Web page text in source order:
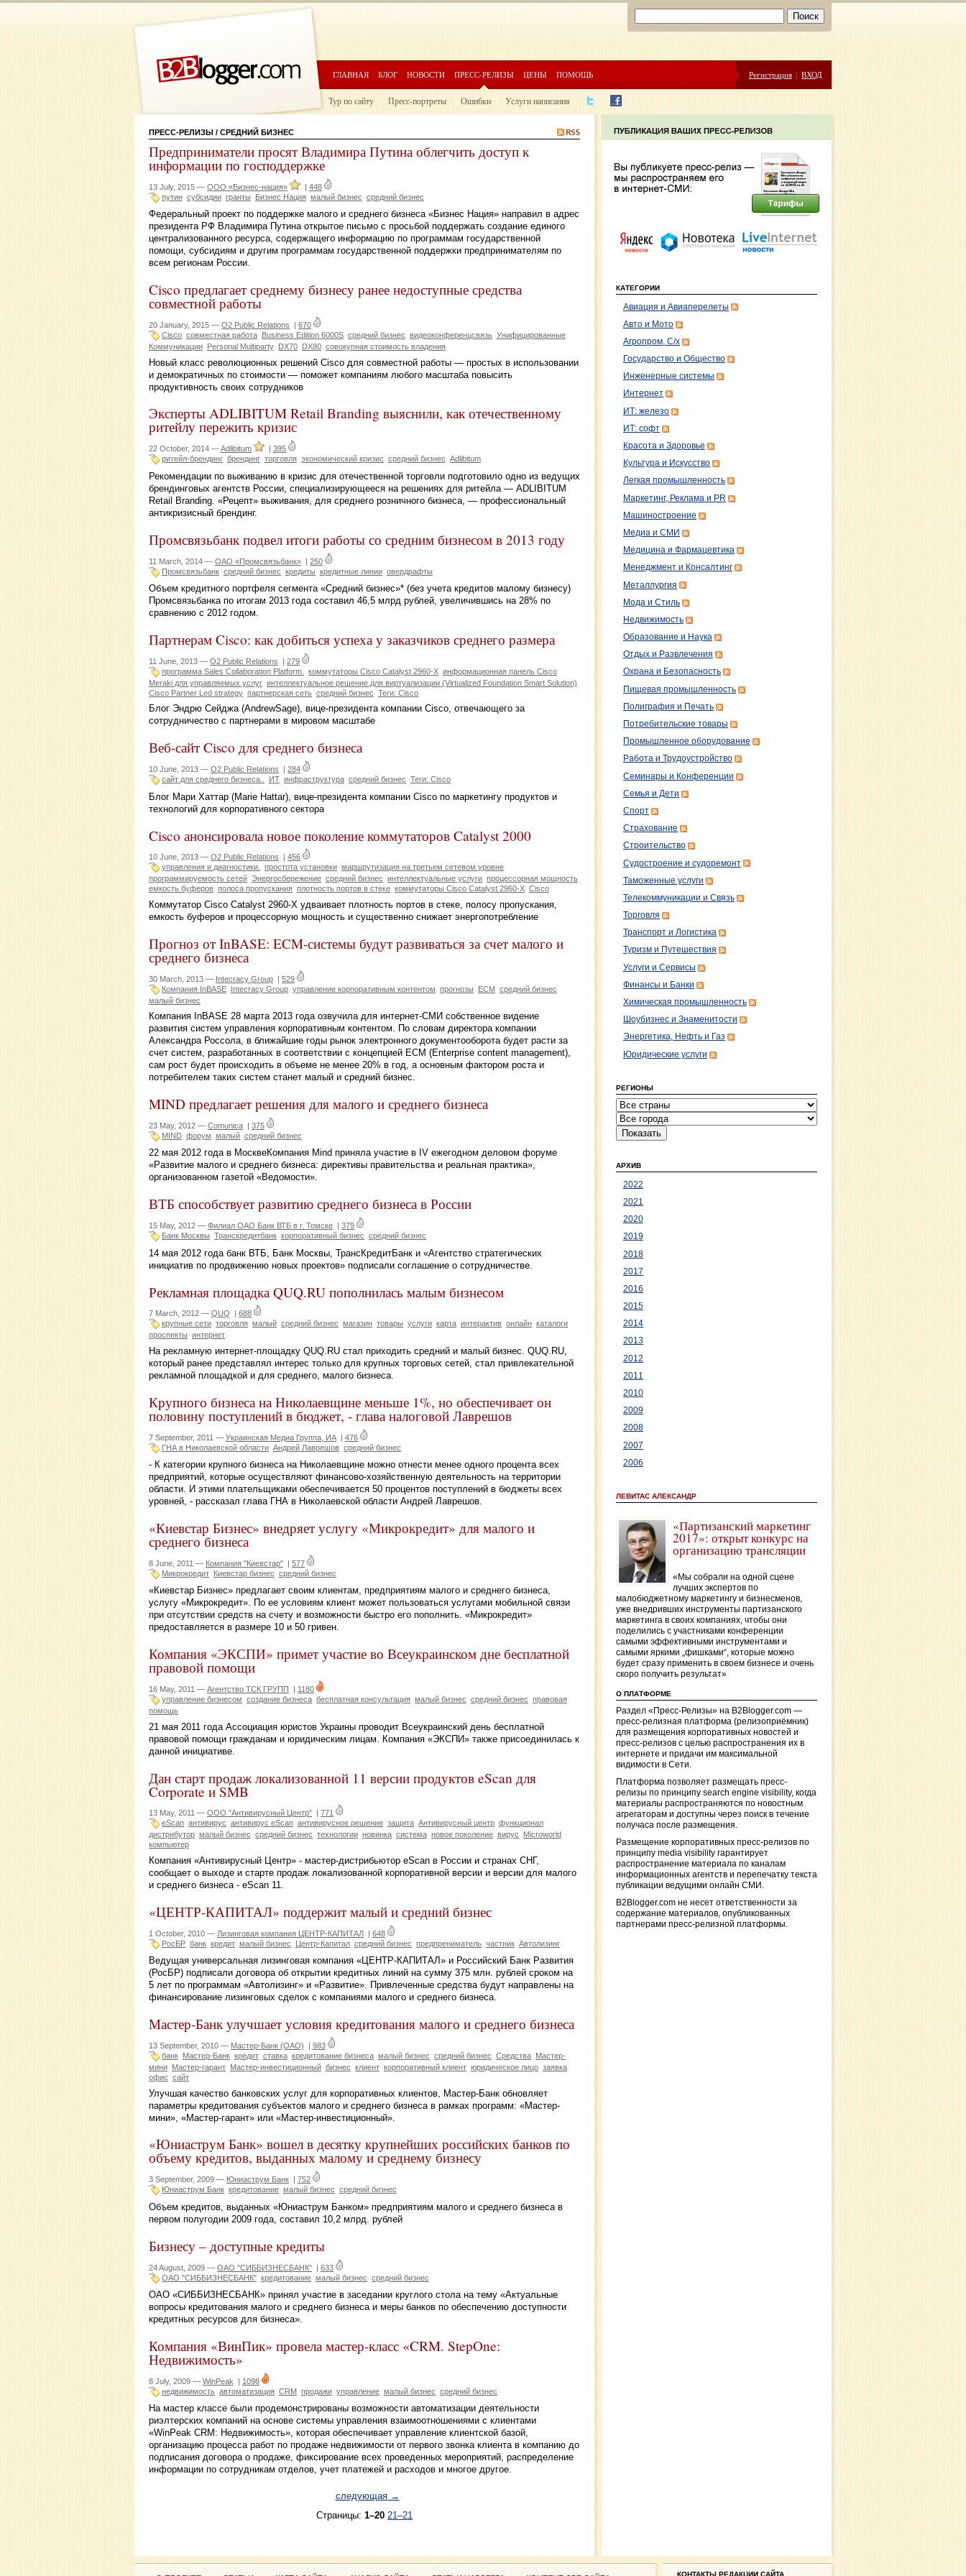
ГЛАВНАЯ БЛОГ НОВОСТИ ПРЕСС-РЕЛИЗЫ ЦЕНЫ ПОМОЩЬ Регистрация | ВХОД
Тур по сайту Пресс-портреты Ошибки Услуги написания
ПРЕСС-РЕЛИЗЫ / СРЕДНИЙ БИЗНЕС
Предприниматели просят Владимира Путина облегчить доступ к
информации по господдержке
13 July, 2015 — ООО «Бизнес-нация» | 448
путин субсидии гранты Бизнес Нация малый бизнес средний бизнес
Федеральный проект по поддержке малого и среднего бизнеса «Бизнес Нация» направил в адрес
президента РФ Владимира Путина открытое письмо с просьбой поддержать создание единого
централизованного ресурса, содержащего информацию по программам государственной
помощи, субсидиям и другим программам государственной поддержки предпринимателям по
всем регионам России.
Cisco предлагает среднему бизнесу ранее недоступные средства
совместной работы
20 January, 2015 — O2 Public Relations | 670
Cisco совместная работа Business Edition 6000S средний бизнес видеоконференцсвязь Унифицированные
Коммуникации Personal Multiparty DX70 DX80 совокупная стоимость владения
Новый класс революционных решений Cisco для совместной работы — простых в использовании
и демократичных по стоимости — поможет компаниям любого масштаба повысить
продуктивность своих сотрудников
Эксперты ADLIBITUM Retail Branding выяснили, как отечественному
ритейлу пережить кризис
22 October, 2014 —Adlibitum
395
ритейл-брендинг брендинг торговля экономический кризис средний бизнес Adlibitum
Рекомендации по выживанию в кризис для отечественной торговли подготовило одно из ведущих
брендинговых агентств России, специализирующееся на решениях для ритейла — ADLIBITUM
Retail Branding. «Рецепт» выживания, для среднего розничного бизнеса, — профессиональный
антикризисный брендинг.
Промсвязьбанк подвел итоги работы со средним бизнесом в 2013 году
11 March, 2014 — ОАО «Промсвязьбанк» | 250
Промсвязьбанк средний бизнес кредиты кредитные линии овердрафты
Объем кредитного портфеля сегмента «Средний бизнес»* (без учета кредитов малому бизнесу)
Промсвязьбанка по итогам 2013 года составил 46,5 млрд рублей, увеличившись на 28% по
сравнению с 2012 годом.
Партнерам Cisco: как добиться успеха у заказчиков среднего размера
11 June, 2013 — O2 Public Relations | 279
программа Sales Collaboration Platform.
коммутаторы Cisco Catalyst 2960-X информационная панель Cisco
Meraki для управляемых услуг интеллектуальное решение для виртуализации (Virtualized Foundation Smart Solution)
Cisco Partner Led strategy партнерская сеть средний бизнес Теги: Cisco
Блог Эндрю Сейджа (AndrewSage), вице-президента компании Cisco, отвечающего за
сотрудничество с партнерами в мировом масштабе
Веб-сайт Cisco для среднего бизнеса
10 June, 2013 — O2 Public Relations | 284
сайт для среднего бизнеса..
ИТ инфраструктура средний бизнес Теги: Cisco
Блог Мари Хаттар (Marie Hattar), вице-президента компании Cisco по маркетингу продуктов и
технологий для корпоративного сектора
Cisco анонсировала новое поколение коммутаторов Catalyst 2000
10 June, 2013 — O2 Public Relations
456
управления и диагностики.
простота установки маршрутизация на третьем сетевом уровне
программируемость сетей Энергосбережение средний бизнес интеллектуальные услуги процессорная мощность
емкость буферов полоса пропускания плотность портов в стеке коммутаторы Cisco Catalyst 2960-X Cisco
Коммутатор Cisco Catalyst 2960-X удваивает плотность портов в стеке, полосу пропускания,
емкость буферов и процессорную мощность и существенно снижает энергопотребление
Прогноз от InBASE: ECM-системы будут развиваться за счет малого и
среднего бизнеса
30 March, 2013 — Intecracy Group | 529
Компания InBASE Intecracy Group управление корпоративным контентом прогнозы ECM средний бизнес
малый бизнес
Компания InBASE 28 марта 2013 года озвучила для интернет-СМИ собственное видение
развития систем управления корпоративным контентом. По словам директора компании
Александра Россола, в ближайшие годы рынок электронного документооборота будет расти за
счет систем, разработанных в соответствии с концепцией ECM (Enterprise content management),
сам рост будет происходить в объеме не менее 20% в год, а основным фактором роста и
потребителем таких систем станет малый и средний бизнес.
MIND предлагает решения для малого и среднего бизнеса
23 May, 2012 — Comunica | 375
MIND форум малый средний бизнес
22 мая 2012 года в МосквеКомпания Mind приняла участие в IV ежегодном деловом форуме
«Развитие малого и среднего бизнеса: директивы правительства и реальная практика»,
организованном газетой «Ведомости».
ВТБ способствует развитию среднего бизнеса в России
15 May, 2012 — Филиал ОАО Банк ВТБ в г. Томске | 379
Банк Москвы Транскредитбанк корпоративный бизнес средний бизнес
14 мая 2012 года банк ВТБ, Банк Москвы, ТрансКредитБанк и «Агентство стратегических
инициатив по продвижению новых проектов» подписали соглашение о сотрудничестве.
Рекламная площадка QUQ.RU пополнилась малым бизнесом
7 March, 2012 — QUQ
688
крупные сети торговля малый средний бизнес магазин товары услуги карта интерактив онлайн каталоги
проспекты интернет
На рекламную интернет-площадку QUQ.RU стал приходить средний и малый бизнес. QUQ.RU,
который ранее представлял интерес только для крупных торговых сетей, стал привлекательной
рекламной площадкой и для среднего, малого бизнеса.
Крупного бизнеса на Николаевщине меньше 1%, но обеспечивает он
половину поступлений в бюджет, - глава налоговой Лаврешов
7 September, 2011 — Украинская Медиа Группа, ИА | 476
ГНА в Николаевской области Андрей Лаврешов средний бизнес
- К категории крупного бизнеса на Николаевщине можно отнести менее одного процента всех
предприятий, которые осуществляют финансово-хозяйственную деятельность на территории
области. И этими плательщиками обеспечивается 50 процентов поступлений в бюджеты всех
уровней, - рассказал глава ГНА в Николаевской области Андрей Лаврешов.
«Киевстар Бизнес» внедряет услугу «Микрокредит» для малого и
среднего бизнеса
8 June, 2011 — Компания "Киевстар" | 577
Микрокредит Киевстар бизнес средний бизнес
«Киевстар Бизнес» предлагает своим клиентам, предприятиям малого и среднего бизнеса,
услугу «Микрокредит». По ее условиям клиент может пользоваться услугами мобильной связи
при отсутствии средств на счету и возможности быстро его пополнить. «Микрокредит»
предоставляется в размере 10 и 50 гривен.
Компания «ЭКСПИ» примет участие во Всеукраинском дне бесплатной
правовой помощи
16 May, 2011 — Агентство ТСК ГРУПП
1180
управление бизнесом создание бизнеса бесплатная консультация малый бизнес средний бизнес правовая
помощь
21 мая 2011 года Ассоциация юристов Украины проводит Всеукраинский день бесплатной
правовой помощи гражданам и юридическим лицам. Компания «ЭКСПИ» также присоединилась к
данной инициативе.
Дан старт продаж локализованной 11 версии продуктов eScan для
Corporate и SMB
13 May, 2011 — ООО "Антивирусный Центр"
771
eScan антивирус антивирус eScan антивирусное решение защита Антивирусный центр функционал
дистрибутор малый бизнес средний бизнес технологии новинка система новое поколение вирус
Microworld
компьютер
Компания «Антивирусный Центр» - мастер-дистрибьютор eScan в России и странах СНГ,
сообщает о выходе и старте продаж локализованной корпоративной версии и версии для малого
и среднего бизнеса - eScan 11.
«ЦЕНТР-КАПИТАЛ» поддержит малый и средний бизнес
1 October, 2010 — Лизинговая компания ЦЕНТР-КАПИТАЛ | 648
РосБР банк кредит малый бизнес Центр-Капитал средний бизнес предпрениматель частник Автолизинг
Ведущая универсальная лизинговая компания «ЦЕНТР-КАПИТАЛ» и Российский Банк Развития
(РосБР) подписали договора об открытии кредитных линий на сумму 375 млн. рублей сроком на
5 лет по программам «Автолизинг» и «Развитие». Привлеченные средства будут направлены на
финансирование лизинговых сделок с компаниями малого и среднего бизнеса.
Мастер-Банк улучшает условия кредитования малого и среднего бизнеса
13 September, 2010 — Мастер-Банк (ОАО) | 983
банк Мастер-Банк кредит ставка кредитование бизнеса малый бизнес средний бизнес Средства Мастер-
мини Мастер-гарант Мастер-инвестиционный бизнес клиент корпоративный клиент юридическое лицо заявка
офис сайт
Улучшая качество банковских услуг для корпоративных клиентов, Мастер-Банк обновляет
параметры кредитования субъектов малого и среднего бизнеса в рамках программ: «Мастер-
мини», «Мастер-гарант» или «Мастер-инвестиционный».
«Юниаструм Банк» вошел в десятку крупнейших российских банков по
объему кредитов, выданных малому и среднему бизнесу
3 September, 2009 — Юниаструм Банк
752
Юниаструм Банк кредитование малый бизнес средний бизнес
Объем кредитов, выданных «Юниаструм Банком» предприятиям малого и среднего бизнеса в
первом полугодии 2009 года, составил 10,2 млрд. рублей
Бизнесу – доступные кредиты
24 August, 2009 — ОАО "СИББИЗНЕСБАНК" | 633
ОАО "СИББИЗНЕСБАНК" кредитование малый бизнес средний бизнес
ОАО «СИББИЗНЕСБАНК» принял участие в заседании круглого стола на тему «Актуальные
вопросы кредитования малого и среднего бизнеса и меры банков по обеспечению доступности
кредитных ресурсов для бизнеса».
Компания «ВинПик» провела мастер-класс «CRM. StepOne:
Недвижимость»
8 July, 2009 — WinPeak | 1098
недвижимость автоматизация CRM продажи управление малый бизнес средний бизнес
На мастер классе были продемонстрированы возможности автоматизации деятельности
риэлтерских компаний на основе системы управления взаимоотношениями с клиентами
«WinPeak CRM: Недвижимость», которая обеспечивает управление клиентской базой,
организацию процесса работ по продаже недвижимости от первого звонка клиента в компанию до
подписания договора о продаже, фиксирование всех проведенных мероприятий, распределение
информации по сотрудникам отделов, учет платежей и расходов и многое другое.
следующая →
Страницы: 1–20 21–21
КАТЕГОРИИ
Авиация и Авиаперелеты
Авто и Мото
Агропром, С/х
Государство и Общество
Инженерные системы
Интернет
ИТ: железо
ИТ: софт
Красота и Здоровье
Культура и Искусство
Легкая промышленность
Маркетинг, Реклама и PR
Машиностроение
Медиа и СМИ
Медицина и Фармацевтика
Менеджмент и Консалтинг
Металлургия
Мода и Стиль
Недвижимость
Образование и Наука
Отдых и Развлечения
Охрана и Безопасность
Пищевая промышленность
Полиграфия и Печать
Потребительские товары
Промышленное оборудование
Работа и Трудоустройство
Семинары и Конференции
Семья и Дети
Спорт
Страхование
Строительство
Судостроение и судоремонт
Таможенные услуги
Телекоммуникации и Связь
Торговля
Транспорт и Логистика
Туризм и Путешествия
Услуги и Сервисы
Финансы и Банки
Химическая промышленность
Шоубизнес и Знаменитости
Энергетика, Нефть и Газ
Юридические услуги
РЕГИОНЫ
АРХИВ
2022
2021
2020
2019
2018
2017
2016
2015
2014
2013
2012
2011
2010
2009
2008
2007
2006
ЛЕВИТАС АЛЕКСАНДР
«Партизанский маркетинг
2017»: открыт конкурс на
организацию трансляции
«Мы собрали на одной сцене
лучших экспертов по
малобюджетному маркетингу и бизнесменов,
уже внедривших инструменты партизанского
маркетинга в своих компаниях, чтобы они
поделились с участниками конференции
самыми эффективными инструментами и
самыми яркими „фишками“, которые можно
будет сразу применить в своем бизнесе и очень
скоро получить результат»
О ПЛАТФОРМЕ
Раздел «Пресс-Релизы» на B2Blogger.com —
пресс-релизная платформа (релизоприёмник)
для размещения корпоративных новостей и
пресс-релизов с целью распространения их в
интернете и придачи им максимальной
видимости в Сети.
Платформа позволяет размещать пресс-
релизы по принципу search engine visibility, когда
материалы распространяются по новостным
агрегаторам и доступны через поиск в течение
получаса после размещения.
Размещение корпоративных пресс-релизов по
принципу media visibility гарантирует
распространение материала по каналам
информационных агентств и перепечатку текста
публикации ведущими онлайн СМИ.
B2Blogger.com не несет ответственности за
содержание материалов, опубликованных
партнерами пресс-релизной платформы.
КОНТАКТЫ РЕДАКЦИИ САЙТА